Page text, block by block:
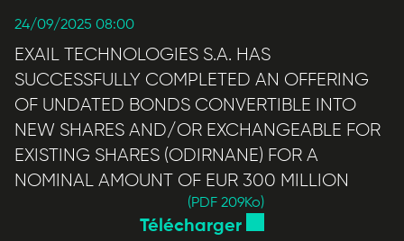
24/09/2025 08:00
EXAIL TECHNOLOGIES S.A. HAS
SUCCESSFULLY COMPLETED AN OFFERING
OF UNDATED BONDS CONVERTIBLE INTO
NEW SHARES AND/OR EXCHANGEABLE FOR
EXISTING SHARES (ODIRNANE) FOR A
NOMINAL AMOUNT OF EUR 300 MILLION
(PDF 209Ko)
Télécharger